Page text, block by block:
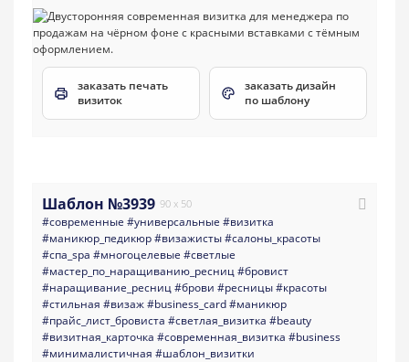
заказать печать
визиток
заказать дизайн
по шаблону
Шаблон №3939 90 x 50
#современные #универсальные #визитка
#маникюр_педикюр#визажисты#салоны_красоты
#спа_spa #многоцелевые #светлые
#мастер_по_наращиванию_ресниц#бровист
#наращивание_ресниц#брови #ресницы#красоты
#стильная #визаж#business_card#маникюр
#прайс_лист_бровиста #светлая_визитка #beauty
#визитная_карточка #современная_визитка #business
#минималистичная #шаблон_визитки